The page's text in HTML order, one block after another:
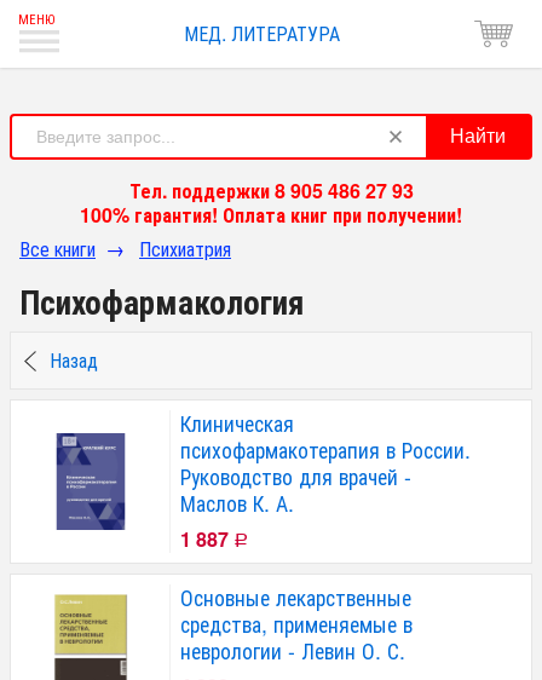
МЕД. ЛИТЕРАТУРА
Найти
Тел. поддержки 8 905 486 27 93
100% гарантия! Оплата книг при получении!
Все книги → Психиатрия
Психофармакология
Назад
Клиническая
психофармакотерапия в России.
Руководство для врачей -
Маслов К. А.
1 887 Р
Основные лекарственные
средства, применяемые в
неврологии - Левин О. С.